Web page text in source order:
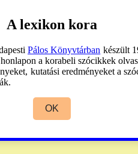
kapcsolatainak
274, 1926: 368;
Horthy Koll-ban
de 1990:
cserkészcsapat. 88
A lexikon kora
Pálos Könyvtárban készült
a korabeli szócikkek
kutatási eredményeket a
OK